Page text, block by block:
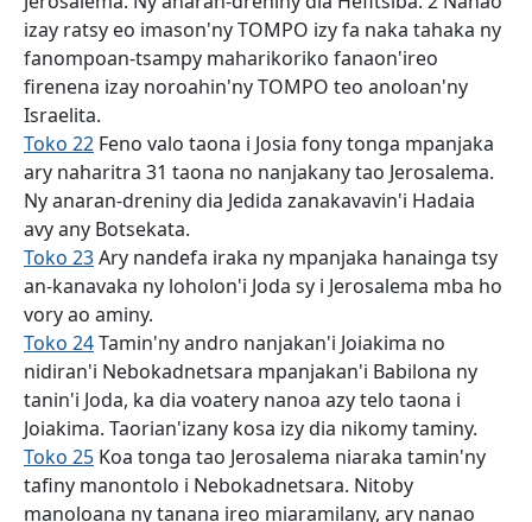
izay ratsy eo imason'ny TOMPO izy fa naka tahaka ny
fanompoan-tsampy maharikoriko fanaon'ireo
firenena izay noroahin'ny TOMPO teo anoloan'ny
Israelita.
Toko 22 Feno valo taona i Josia fony tonga mpanjaka
ary naharitra 31 taona no nanjakany tao Jerosalema.
Ny anaran-dreniny dia Jedida zanakavavin'i Hadaia
avy any Botsekata.
Toko 23Ary nandefa iraka ny mpanjaka hanainga tsy
an-kanavaka ny loholon'i Joda sy i Jerosalema mba ho
vory ao aminy.
Toko 24Tamin'ny andro nanjakan'i Joiakima no
nidiran'i Nebokadnetsara mpanjakan'i Babilona ny
tanin'i Joda, ka dia voatery nanoa azy telo taona i
Joiakima. Taorian'izany kosa izy dia nikomy taminy.
Toko 25 Koa tonga tao Jerosalema niaraka tamin'ny
tafiny manontolo i Nebokadnetsara. Nitoby
manoloana ny tanana ireo miaramilany, ary nanao